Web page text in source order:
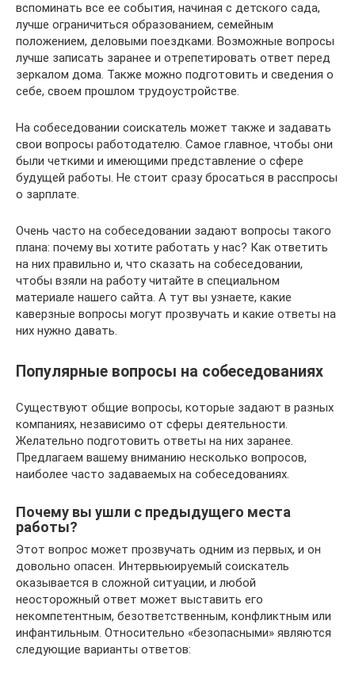
вспоминать все ее события, начиная с детского сада,
лучше ограничиться образованием, семейным
положением, деловыми поездками. Возможные вопросы
лучше записать заранее и отрепетировать ответ перед
зеркалом дома. Также можно подготовить и сведения о
себе, своем прошлом трудоустройстве.
На собеседовании соискатель может также и задавать
свои вопросы работодателю. Самое главное, чтобы они
были четкими и имеющими представление о сфере
будущей работы. Не стоит сразу бросаться в расспросы
о зарплате.
Очень часто на собеседовании задают вопросы такого
плана: почему вы хотите работать у нас? Как ответить
на них правильно и, что сказать на собеседовании,
чтобы взяли на работу читайте в специальном
материале нашего сайта. А тут вы узнаете, какие
каверзные вопросы могут прозвучать и какие ответы на
них нужно давать.
Популярные вопросы на собеседованиях
Существуют общие вопросы, которые задают в разных
компаниях, независимо от сферы деятельности.
Желательно подготовить ответы на них заранее.
Предлагаем вашему вниманию несколько вопросов,
наиболее часто задаваемых на собеседованиях.
Почему вы ушли с предыдущего места
работы?
Этот вопрос может прозвучать одним из первых, и он
довольно опасен. Интервьюируемый соискатель
оказывается в сложной ситуации, и любой
неосторожный ответ может выставить его
некомпетентным, безответственным, конфликтным или
инфантильным. Относительно «безопасными» являются
следующие варианты ответов: